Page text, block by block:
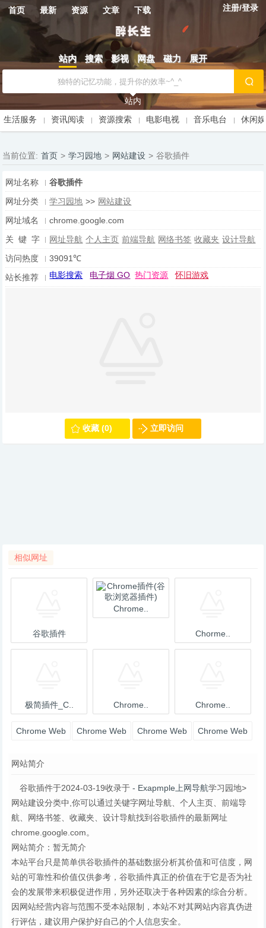
首页 最新 资源 文章 下载 注册/登录
站内 搜索 影视 网盘 磁力 展开
站内
生活服务
资讯阅读 资源搜索 电影电视 音乐电台 休闲
当前位置: 首页 > 学习园地 > 网站建设 > 谷歌插件
网址名称
谷歌插件
网址分类
学习园地 >> 网站建设
网址域名
chrome.google.com
关 键 字
网址导航 个人主页 前端导航 网络书签 收藏夹 设计导航
访问热度
39091℃
站长推荐
电影搜索 电子烟 GO 热门资源 怀旧游戏
收藏 (0) 立即访问
相似网址
谷歌插件
Chrome..
Chorme..
极简插件_C.. Chrome.. Chrome..
Chrome Web
Chrome Web
Chrome Web
Chrome Web
网站简介
谷歌插件于2024-03-19收录于 - Exapmple上网导航学习园地>
网站建设分类中,你可以通过关键字网址导航、个人主页、前端导
航、网络书签、收藏夹、设计导航找到谷歌插件的最新网址
chrome.google.com。
网站简介：暂无简介
本站平台只是简单供谷歌插件的基础数据分析其价值和可信度，网
站的可靠性和价值仅供参考，谷歌插件真正的价值在于它是否为社
会的发展带来积极促进作用，另外还取决于各种因素的综合分析。
因网站经营内容与范围不受本站限制，本站不对其网站内容真伪进
行评估，建议用户保护好自己的个人信息安全。